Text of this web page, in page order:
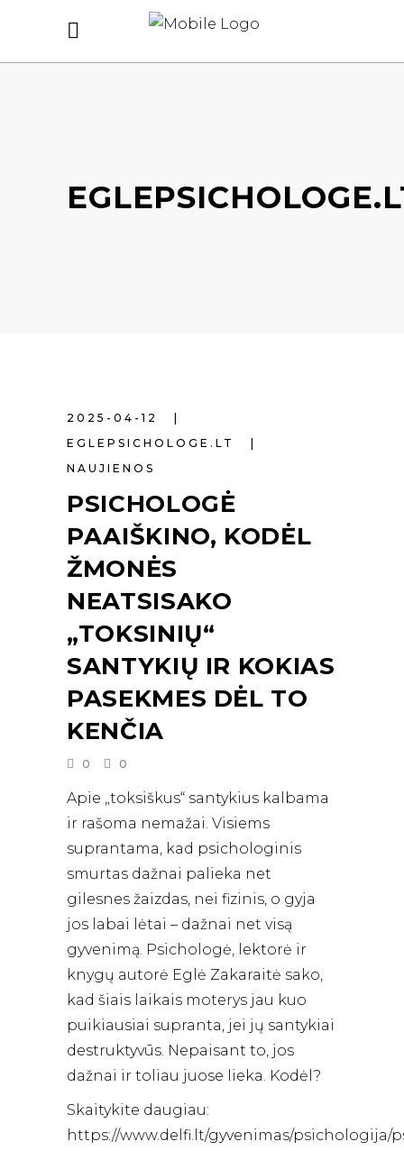
2025-04-12
EGLEPSICHOLOGE.LT
NAUJIENOS
PSICHOLOGĖ
PAAIŠKINO, KODĖL
ŽMONĖS
NEATSISAKO
„TOKSINIŲ“
SANTYKIŲ IR KOKIAS
PASEKMES DĖL TO
KENČIA
0 0
Apie „toksiškus“ santykius kalbama
ir rašoma nemažai. Visiems
suprantama, kad psichologinis
smurtas dažnai palieka net
gilesnes žaizdas, nei fizinis, o gyja
jos labai lėtai – dažnai net visą
gyvenimą. Psichologė, lektorė ir
knygų autorė Eglė Zakaraitė sako,
kad šiais laikais moterys jau kuo
puikiausiai supranta, jei jų santykiai
destruktyvūs. Nepaisant to, jos
dažnai ir toliau juose lieka. Kodėl?
Skaitykite daugiau:
https://www.delfi.lt/gyvenimas/psichologija/